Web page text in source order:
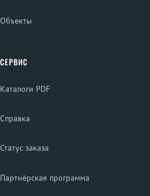
Объекты
СЕРВИС
Каталоги PDF
Справка
Статус заказа
Партнёрская программа